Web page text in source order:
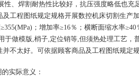
性、焊割耐热性比较好，抗压强度略低也充
及工程图纸规定规格开展数控机床切割生产
；增加率≥16％；横断面缩水率
于做模版,梢子,定位销等,但须热处理工艺
不太好。可依据顾客商品及工程图纸规定
实际意义：